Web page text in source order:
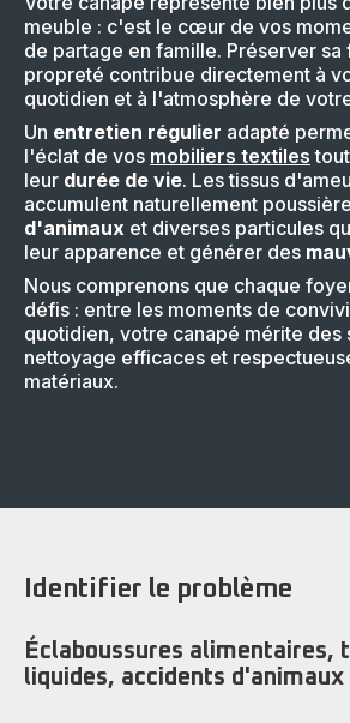
meuble : c'est le cœur de vos
de partage en famille. Préserver sa
propreté contribue directement à
quotidien et à l'atmosphère de
Un entretien régulier adapté
l'éclat de vos mobiliers textiles
leur durée de vie. Les tissus
accumulent naturellement
d'animaux et diverses particules
leur apparence et générer des
Nous comprenons que chaque
défis : entre les moments de
quotidien, votre canapé mérite des
nettoyage efficaces et
matériaux.
Identifier le problème
Éclaboussures alimentaires,
liquides, accidents d'animaux